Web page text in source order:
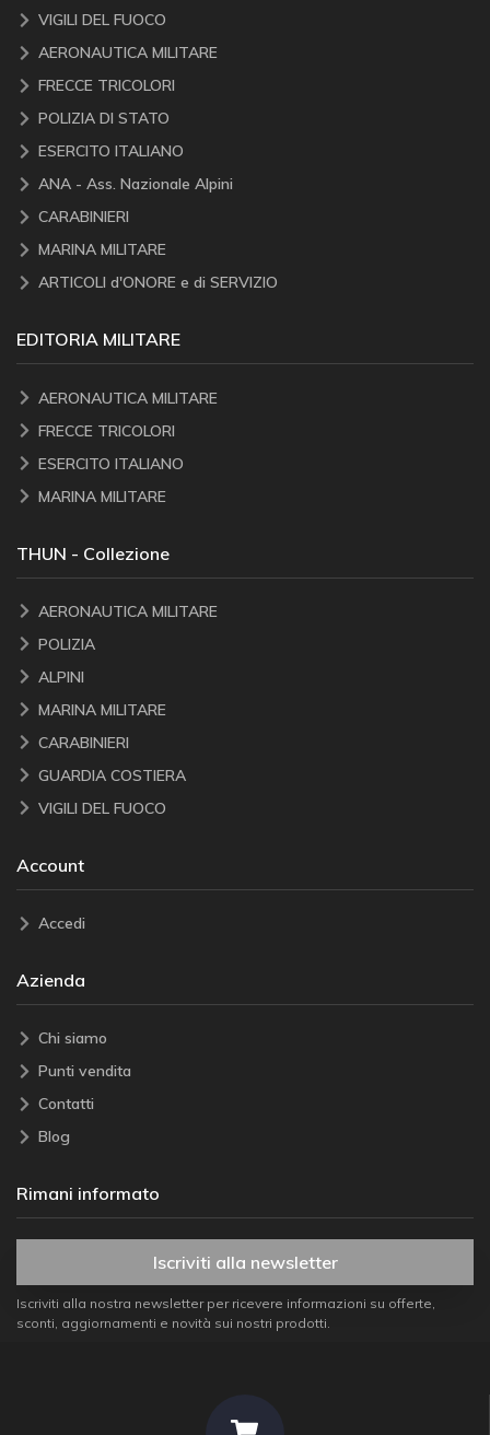
VIGILI DEL FUOCO
AERONAUTICA MILITARE
FRECCE TRICOLORI
POLIZIA DI STATO
ESERCITO ITALIANO
ANA - Ass. Nazionale Alpini
CARABINIERI
MARINA MILITARE
ARTICOLI d'ONORE e di SERVIZIO
EDITORIA MILITARE
AERONAUTICA MILITARE
FRECCE TRICOLORI
ESERCITO ITALIANO
MARINA MILITARE
THUN - Collezione
AERONAUTICA MILITARE
POLIZIA
ALPINI
MARINA MILITARE
CARABINIERI
GUARDIA COSTIERA
VIGILI DEL FUOCO
Account
Accedi
Azienda
Chi siamo
Punti vendita
Contatti
Blog
Rimani informato
Iscriviti alla newsletter
Iscriviti alla nostra newsletter per ricevere informazioni su offerte,
sconti, aggiornamenti e novità sui nostri prodotti.